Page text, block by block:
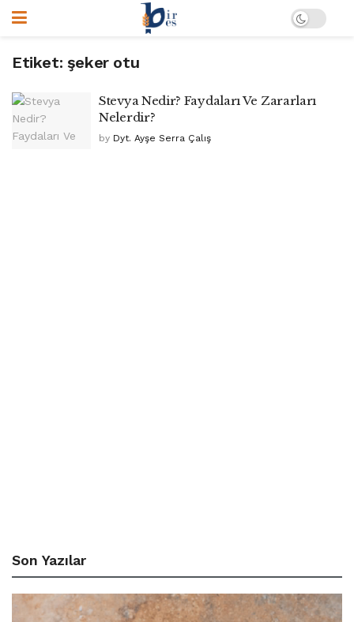
Etiket: şeker otu
Stevya Nedir? Faydaları Ve Zararları
Nelerdir?
by Dyt. Ayşe Serra Çalış
Son Yazılar